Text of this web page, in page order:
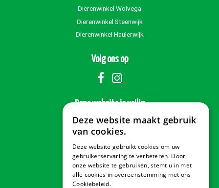
Dierenwinkel Wolvega
Dierenwinkel Steenwijk
Dierenwinkel Haulerwijk
Volg ons op
Deze website is veilig
Veilig betalen
Deze website maakt gebruik
van cookies.
Deze website gebruikt cookies om uw
gebruikerservaring te verbeteren. Door
onze website te gebruiken, stemt u in met
alle cookies in overeenstemming met ons
Cookiebeleid.